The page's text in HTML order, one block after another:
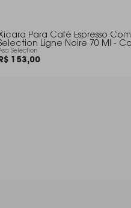
Para Café Espresso Com
Ligne Noire 70 Ml -
Selection
153,00